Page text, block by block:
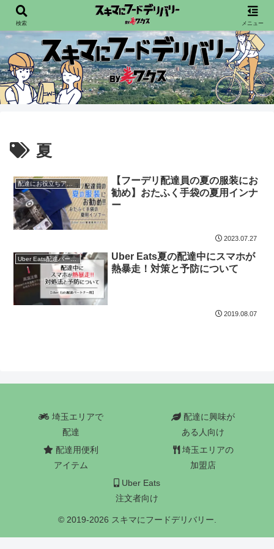
配達員向けフードデリバリー情報を発信宙
夏
配達にお役立ちアイテム
【フーデリ配達員の夏の服装にお
勧め】おたふく手袋の夏用インナ
ー
2023.07.27
Uber Eats配達パートナー
Uber Eats夏の配達中にスマホが
熱暴走！対策と予防について
2019.08.07
埼玉エリアで
配達
配達に興味が
ある人向け
配達用便利
アイテム
埼玉エリアの
加盟店
Uber Eats
注文者向け
© 2019-2026 スキマにフードデリバリー.
検索 メニュー